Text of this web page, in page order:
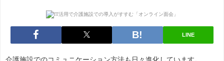
LINE
介護施設でのコミュニケーション方法も日々進化しています。